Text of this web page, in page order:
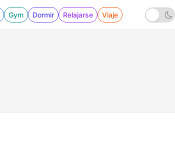
Gym Dormir Relajarse Viaje